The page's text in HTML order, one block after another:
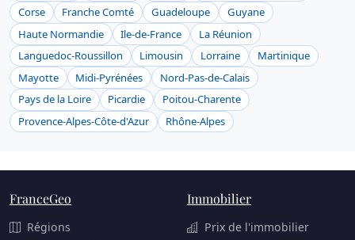
Corse
Franche Comté Guadeloupe
Guyane
Haute Normandie
Ile-de-France
La Réunion
Languedoc-Roussillon
Limousin Lorraine
Martinique
Mayotte
Midi-Pyrénées
Nord-Pas-de-Calais
Pays de la Loire
Picardie
Poitou-Charente
Provence-Alpes-Côte-d'Azur
Rhône-Alpes
FranceGeo
Régions
Immobilier
Prix de l'immobilier